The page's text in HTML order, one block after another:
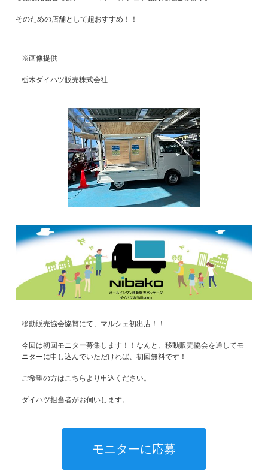
そのための店舗として超おすすめ！！
※画像提供
栃木ダイハツ販売株式会社
移動販売協会協賛にて、マルシェ初出店！！
今回は初回モニター募集します！！なんと、移動販売協会を通してモ
ニターに申し込んでいただければ、初回無料です！
ご希望の方はこちらより申込ください。
ダイハツ担当者がお伺いします。
モニターに応募